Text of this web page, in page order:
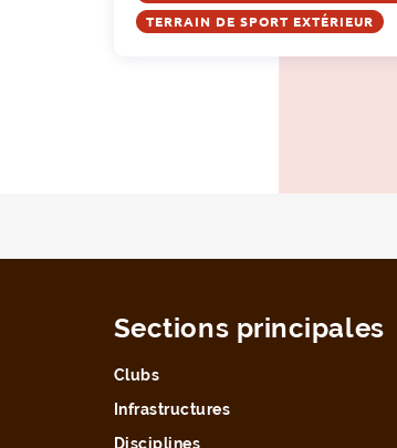
TERRAIN DE SPORT EXTÉRIEUR
Sections principales
Clubs
Infrastructures
Disciplines